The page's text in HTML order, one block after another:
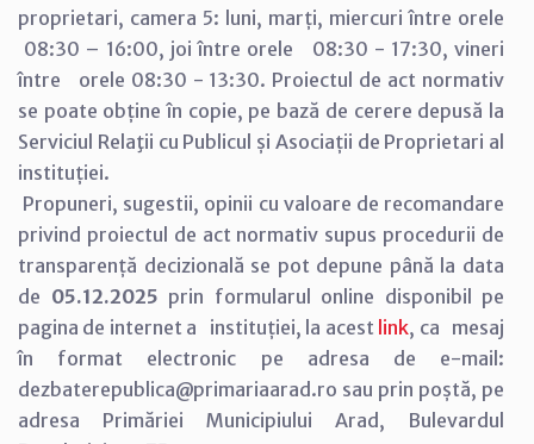
proprietari, camera 5: luni, marți, miercuri între orele
08:30 – 16:00, joi între orele 08:30 - 17:30, vineri
între orele 08:30 - 13:30. Proiectul de act normativ
se poate obține în copie, pe bază de cerere depusă la
Serviciul Relaţii cu Publicul și Asociații de Proprietari al
instituției.
Propuneri, sugestii, opinii cu valoare de recomandare
privind proiectul de act normativ supus procedurii de
transparență decizională se pot depune până la data
de 05.12.2025 prin formularul online disponibil pe
pagina de internet a instituției, la acest link, ca mesaj
în format electronic pe adresa de e-mail:
dezbaterepublica@primariaarad.ro sau prin poștă, pe
adresa Primăriei Municipiului Arad, Bulevardul